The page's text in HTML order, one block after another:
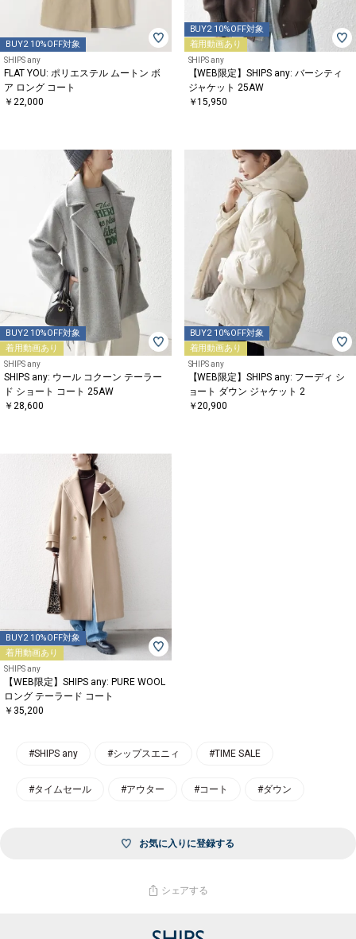
BUY2 10%OFF対象
SHIPS any
FLAT YOU: ポリエステル ムートン ボ
ア ロング コート
￥22,000
BUY2 10%OFF対象
着用動画あり
SHIPS any
【WEB限定】SHIPS any: バーシティ
ジャケット 25AW
￥15,950
BUY2 10%OFF対象
着用動画あり
SHIPS any
SHIPS any: ウール コクーン テーラー
ド ショート コート 25AW
￥28,600
BUY2 10%OFF対象
着用動画あり
SHIPS any
【WEB限定】SHIPS any: フーディ シ
ョート ダウン ジャケット 2
￥20,900
BUY2 10%OFF対象
着用動画あり
SHIPS any
【WEB限定】SHIPS any: PURE WOOL
ロング テーラード コート
￥35,200
#SHIPS any #シップスエニィ #TIME SALE
#タイムセール #アウター #コート #ダウン
お気に入りに登録する
シェアする